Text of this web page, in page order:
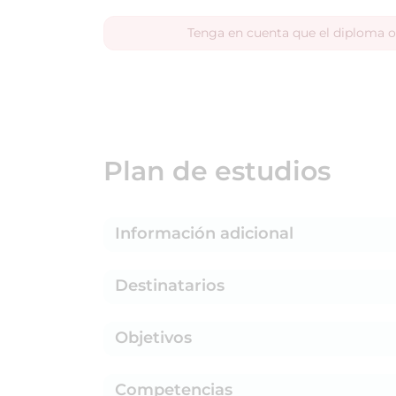
Tenga en cuenta que el diploma
Plan de estudios
Información adicional
Destinatarios
Objetivos
Competencias